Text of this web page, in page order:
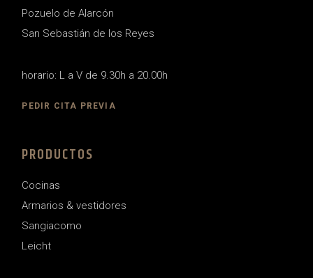
Pozuelo de Alarcón
San Sebastián de los Reyes
horario: L a V de 9.30h a 20.00h
PEDIR CITA PREVIA
PRODUCTOS
Cocinas
Armarios & vestidores
Sangiacomo
Leicht